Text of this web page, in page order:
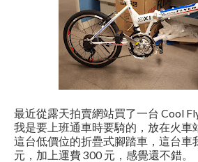
最近從露天拍賣網站買了一台 Cool
我是要上班通車時要騎的，放在火車
這台低價位的折疊式腳踏車，這台車
元，加上運費 300 元，感覺還不錯。